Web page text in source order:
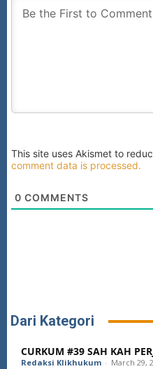
This site uses Akismet to
comment data is processed.
0 COMMENTS
Dari Kategori
CURKUM #39 SAH KAH
Redaksi Klikhukum - March 29,